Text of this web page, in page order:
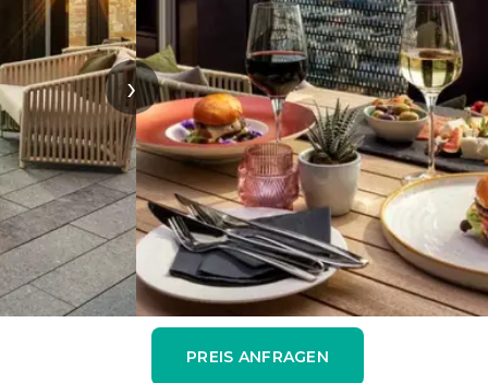
›
PREIS ANFRAGEN